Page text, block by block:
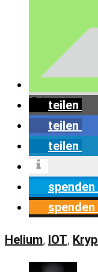
teilen
teilen
teilen
spenden
spenden
Helium, IOT,